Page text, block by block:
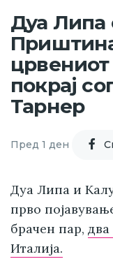
Дуа Липа
покрај
Тарнер
Пред 1 ден
Дуа Липа и
прво
брачен пар,
Италија.